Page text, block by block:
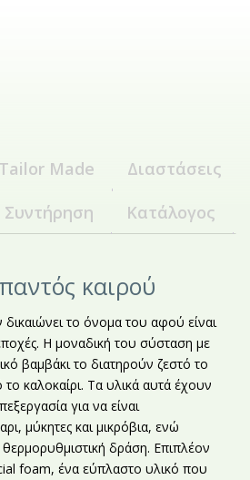
Tailor Made
Διαστάσεις
Συντήρηση Κατάλογος
καιρού
το όνομα του αφού είναι
Η μοναδική του σύσταση με
βαμβάκι το διατηρούν ζεστό το
καλοκαίρι. Τα υλικά αυτά έχουν
για να είναι
μύκητες και μικρόβια, ενώ
θερμορυθμιστική δράση. Επιπλέον
foam, ένα εύπλαστο υλικό που